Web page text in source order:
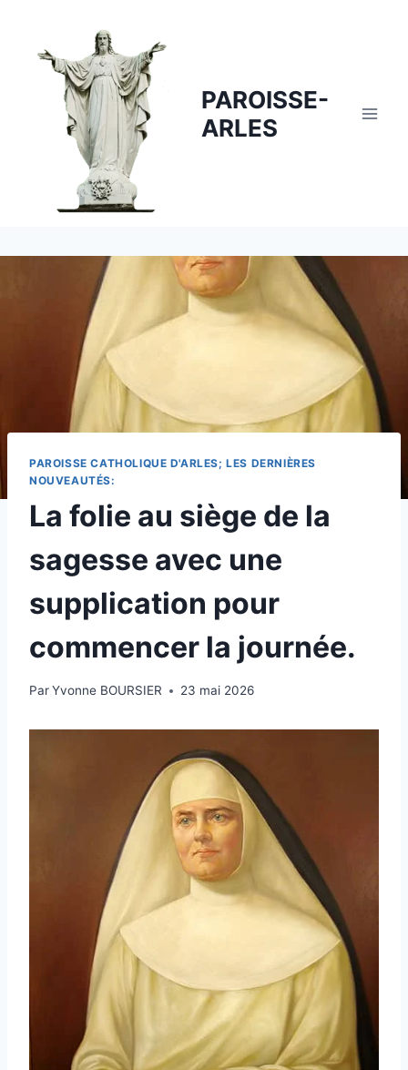
content
PAROISSE-
ARLES
PAROISSE CATHOLIQUE D'ARLES; LES DERNIÈRES
NOUVEAUTÉS:
La folie au siège de la
sagesse avec une
supplication pour
commencer la journée.
ParYvonne BOURSIER 23 mai 2026